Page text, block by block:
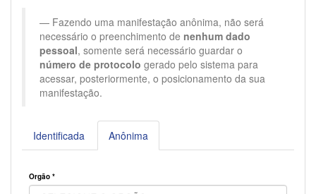
Fazendo uma manifestação anônima, não será
necessário o preenchimento de nenhum dado
pessoal, somente será necessário guardar o
número de protocolo gerado pelo sistema para
acessar, posteriormente, o posicionamento da sua
manifestação.
Identificada Anônima
Orgão *